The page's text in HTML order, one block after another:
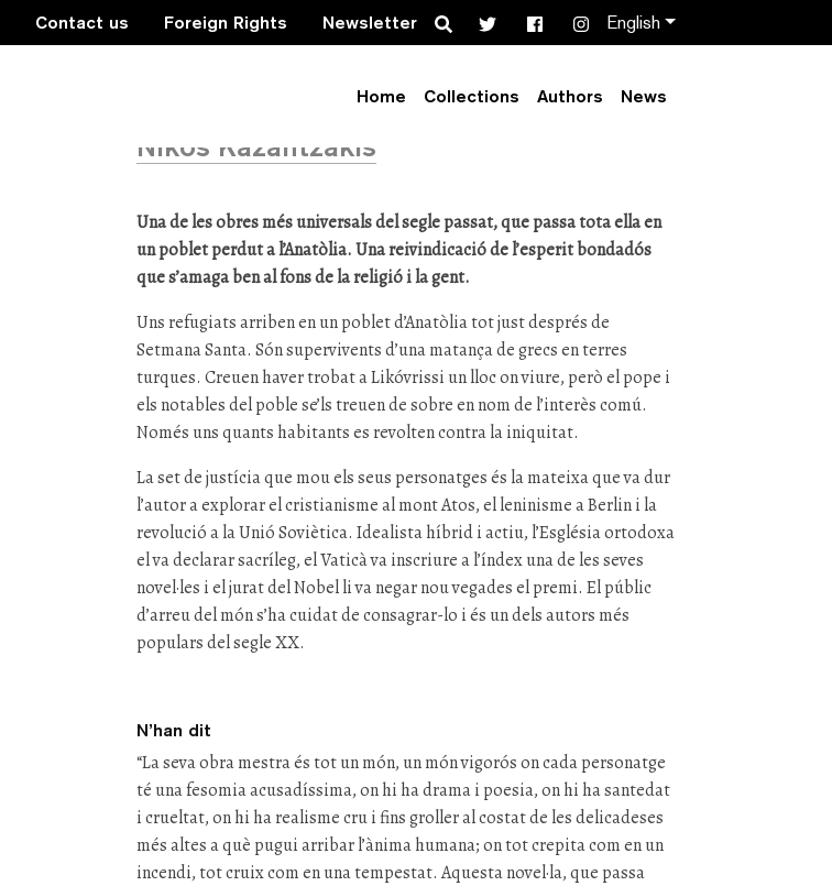
Contact us Foreign Rights Newsletter Search English
Home Collections Authors News
El Crist de nou crucificat
Nikos Kazantzakis
Una de les obres més universals del segle passat, que passa tota ella en
un poblet perdut a l’Anatòlia. Una reivindicació de l’esperit bondadós
que s’amaga ben al fons de la religió i la gent.
Uns refugiats arriben en un poblet d’Anatòlia tot just després de
Setmana Santa. Són supervivents d’una matança de grecs en terres
turques. Creuen haver trobat a Likóvrissi un lloc on viure, però el pope i
els notables del poble se’ls treuen de sobre en nom de l’interès comú.
Només uns quants habitants es revolten contra la iniquitat.
La set de justícia que mou els seus personatges és la mateixa que va dur
l’autor a explorar el cristianisme al mont Atos, el leninisme a Berlin i la
revolució a la Unió Soviètica. Idealista híbrid i actiu, l’Església ortodoxa
el va declarar sacríleg, el Vaticà va inscriure a l’índex una de les seves
novel·les i el jurat del Nobel li va negar nou vegades el premi. El públic
d’arreu del món s’ha cuidat de consagrar-lo i és un dels autors més
populars del segle XX.
N’han dit
“La seva obra mestra és tot un món, un món vigorós on cada personatge
té una fesomia acusadíssima, on hi ha drama i poesia, on hi ha santedat
i crueltat, on hi ha realisme cru i fins groller al costat de les delicadeses
més altes a què pugui arribar l’ànima humana; on tot crepita com en un
incendi, tot cruix com en una tempestat. Aquesta novel·la, que passa